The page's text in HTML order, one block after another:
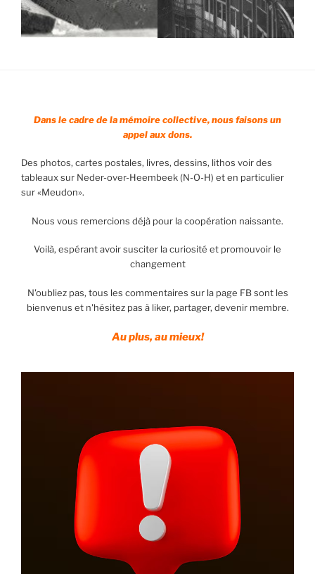
Dans le cadre de la mémoire collective, nous faisons un
appel aux dons.
Des photos, cartes postales, livres, dessins, lithos voir des
tableaux sur Neder-over-Heembeek (N-O-H) et en particulier
sur «Meudon».
Nous vous remercions déjà pour la coopération naissante.
Voilà, espérant avoir susciter la curiosité et promouvoir le
changement
N'oubliez pas, tous les commentaires sur la page FB sont les
bienvenus et n'hésitez pas à liker, partager, devenir membre.
Au plus, au mieux!